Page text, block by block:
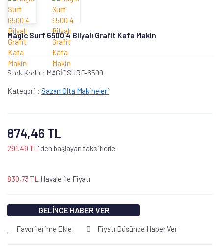
Magic Surf 6500 4 Bilyalı Grafit Kafa Makin
Stok Kodu : MAGİCSURF-6500
Kategori : Sazan Olta Makineleri
874,46 TL
291,49 TL ' den başlayan taksitlerle
830,73 TL Havale ile Fiyatı
GELİNCE HABER VER
Favorilerime Ekle Fiyatı Düşünce Haber Ver